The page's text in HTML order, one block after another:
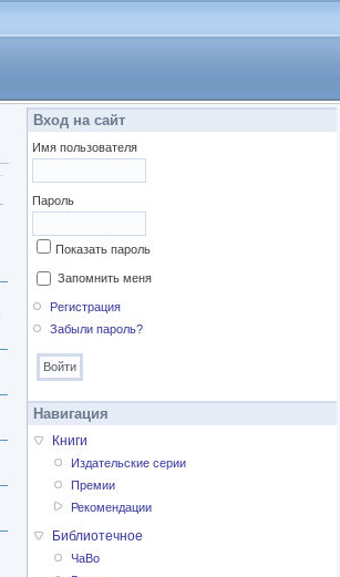
Вход на сайт
Имя пользователя
Пароль
Показать пароль
Запомнить меня
Регистрация
Забыли пароль?
Навигация
Книги
Издательские серии
Премии
Рекомендации
Библиотечное
ЧаВо